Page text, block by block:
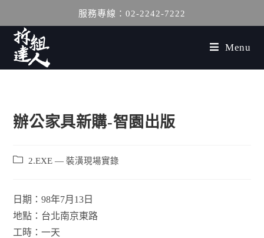
服務專線：02-2242-7222
Menu
辦公家具新購-智園出版
2.EXE — 裝潢現場實錄
日期：98年7月13日
地點：台北南京東路
工時：一天